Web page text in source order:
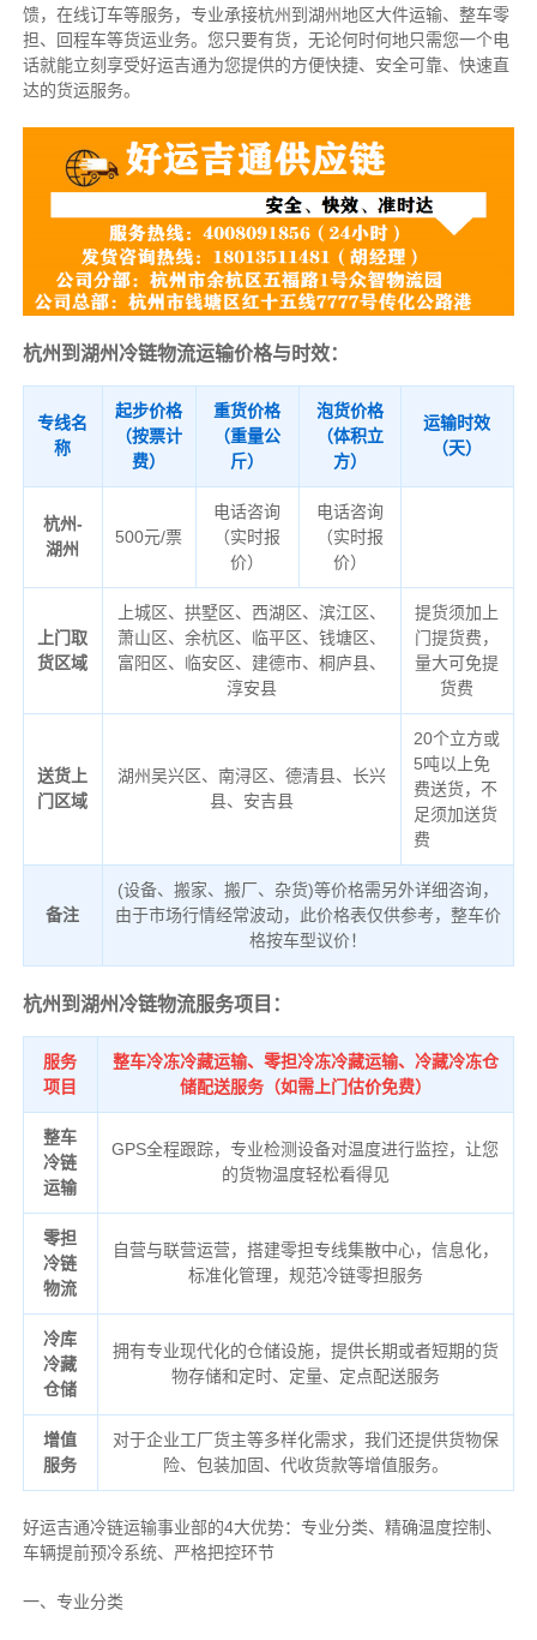
馈，在线订车等服务， 专业承接杭州到湖州地区大件运输、整车零
担、回程车等货运业务。 您只要有货，无论何时何地只需您一个电
话就能立刻享受好运吉通为您提供的方便快捷、安全可靠、快速直
达的货运服务。
杭州到湖州冷链物流运输价格与时效：
专线名
称
起步价格
（按票计
费）
重货价格
（重量公
斤）
泡货价格
（体积立
方）
运输时效
（天）
杭州-
湖州
500元/票
电话咨询
（实时报
价）
电话咨询
（实时报
价）
上门取
货区域
上城区、拱墅区、西湖区、滨江区、
萧山区、余杭区、临平区、钱塘区、
富阳区、临安区、建德市、桐庐县、
淳安县
提货须加上
门提货费，
量大可免提
货费
送货上
门区域
湖州吴兴区、南浔区、德清县、长兴
县、安吉县
20个立方或
5吨以上免
费送货，不
足须加送货
费
备注
(设备、搬家、搬厂、杂货)等价格需另外详细咨询，
由于市场行情经常波动，此价格表仅供参考，整车价
格按车型议价！
杭州到湖州冷链物流服务项目：
服务
项目
整车冷冻冷藏运输、零担冷冻冷藏运输、冷藏冷冻仓
储配送服务（如需上门估价免费）
整车
冷链
运输
GPS全程跟踪，专业检测设备对温度进行监控，让您
的货物温度轻松看得见
零担
冷链
物流
自营与联营运营，搭建零担专线集散中心，信息化，
标准化管理，规范冷链零担服务
冷库
冷藏
仓储
拥有专业现代化的仓储设施，提供长期或者短期的货
物存储和定时、定量、定点配送服务
增值
服务
对于企业工厂货主等多样化需求，我们还提供货物保
险、包装加固、代收货款等增值服务。
好运吉通冷链运输事业部的4大优势： 专业分类、 精确温度控制、
车辆提前预冷系统、 严格把控环节
一、专业分类